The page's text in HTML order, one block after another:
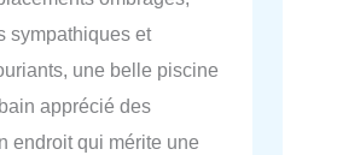
sympathiques et
une belle piscine
apprécié des
endroit qui mérite une